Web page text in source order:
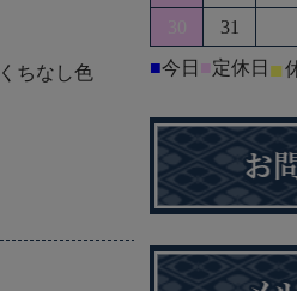
ちなし色
30
31
■今日 ■定休日 ■